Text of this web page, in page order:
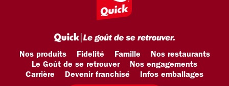
Nos produits Fidelité Famille
Nos restaurants
Le Goût de se retrouver
Nos engagements
Carrière
Devenir franchisé Infos emballages